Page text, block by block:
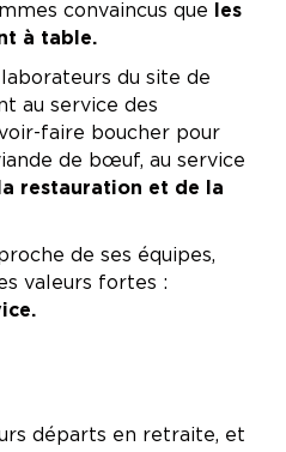
convaincus que
les
à table.
du site de
au service des
faire boucher pour
de bœuf, au service
restauration et de la
de ses équipes,
valeurs fortes :
départs en retraite, et